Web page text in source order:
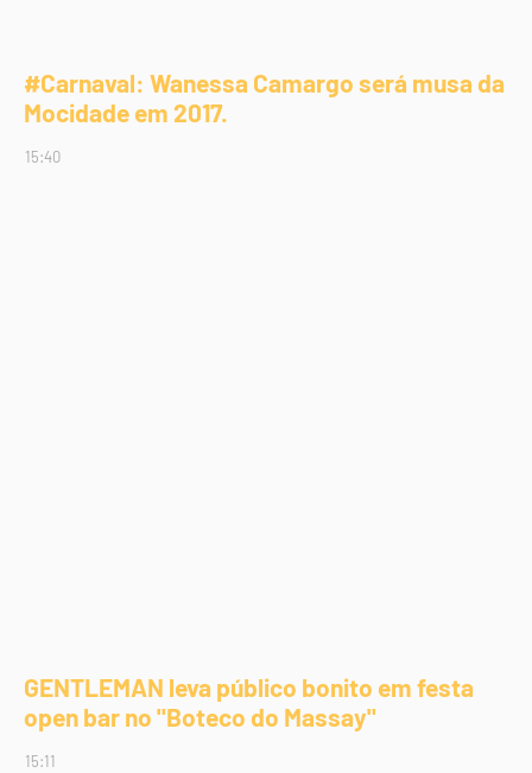
#Carnaval: Wanessa Camargo será musa da
Mocidade em 2017.
15:40
GENTLEMAN leva público bonito em festa
open bar no "Boteco do Massay"
15:11